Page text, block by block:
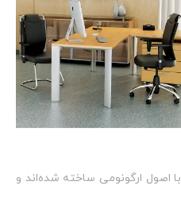
اصول ارگونومی ساخته شده‌اند و